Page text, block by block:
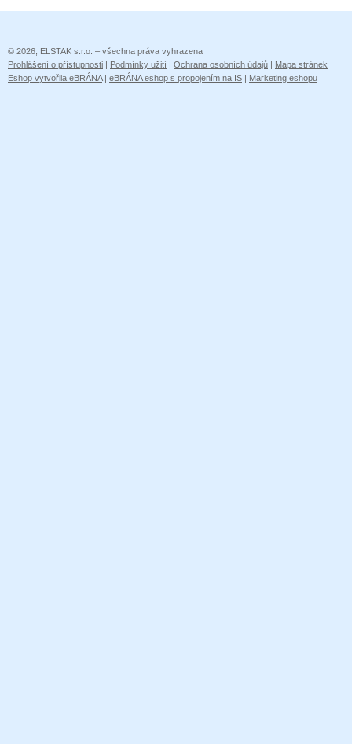
© 2026, ELSTAK s.r.o. – všechna práva vyhrazena
Prohlášení o přístupnosti | Podmínky užití | Ochrana osobních údajů | Mapa stránek
Eshop vytvořila eBRÁNA| eBRÁNA eshop s propojením na IS | Marketing eshopu